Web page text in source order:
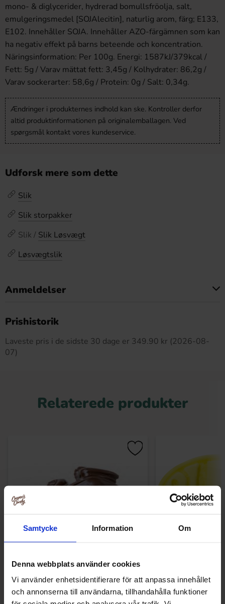
Samtycke Information Om
Denna webbplats använder cookies
Vi använder enhetsidentifierare för att anpassa innehållet
och annonserna till användarna, tillhandahålla funktioner
mono- & diglycerider, hydrerad bomullsfröolja, salt,
emulgeringsmedel [SOJAlecitin], naturlig arom, färg; E133,
E102. Innehåller SOJA. Innehåller AZO-färgämnen som kan
ha negativ effekt på barns beteende och koncentration.
Näringsinformation: Per 100g. Energi: 1587kJ/379kcal /
Fett: 5g / Varav mättat fett: 3,45g / Kolhydrater: 86,2g /
Varav sockerarter: 58,6g / Protein: 0g / Salt: 0,34g.
Ændringer i produkternes indhold kan ske. Kontroller derfor
altid produktinformationen på originalemballagen. Ved
spørgsmål kontakt vores kundeservice.
Udforsk mere som dette
Slik
Slik storpakker
Slik / Slik Løsvægt
Løsvægtslik
Anmeldelser
Prishistorik
Laveste pris i de sidste 30 dage er 349.90 kr (2026-08-
07)
Relaterede produkter
Chokladgrodor 1,9kg
309.90 kr